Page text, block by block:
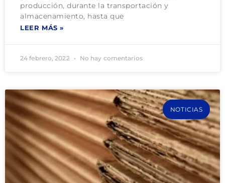
producción, durante la transportación y
almacenamiento, hasta que
LEER MÁS »
24 febrero, 2022 No hay comentarios
NOTICIAS